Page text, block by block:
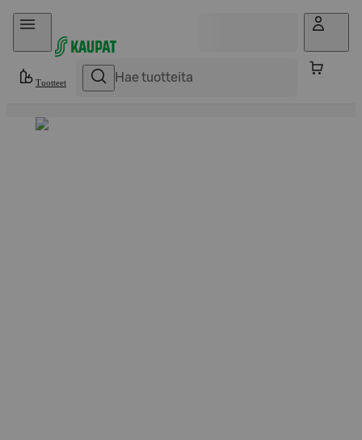
Hyppää sisältöön
Tuotteet